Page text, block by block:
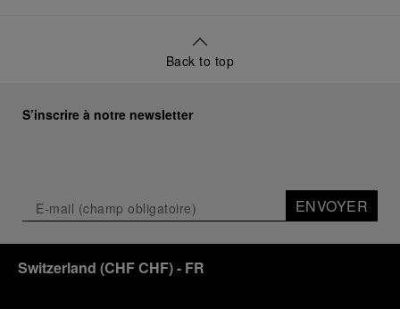
Back to top
S’inscrire à notre newsletter
ENVOYER
Switzerland (CHF CHF)- FR